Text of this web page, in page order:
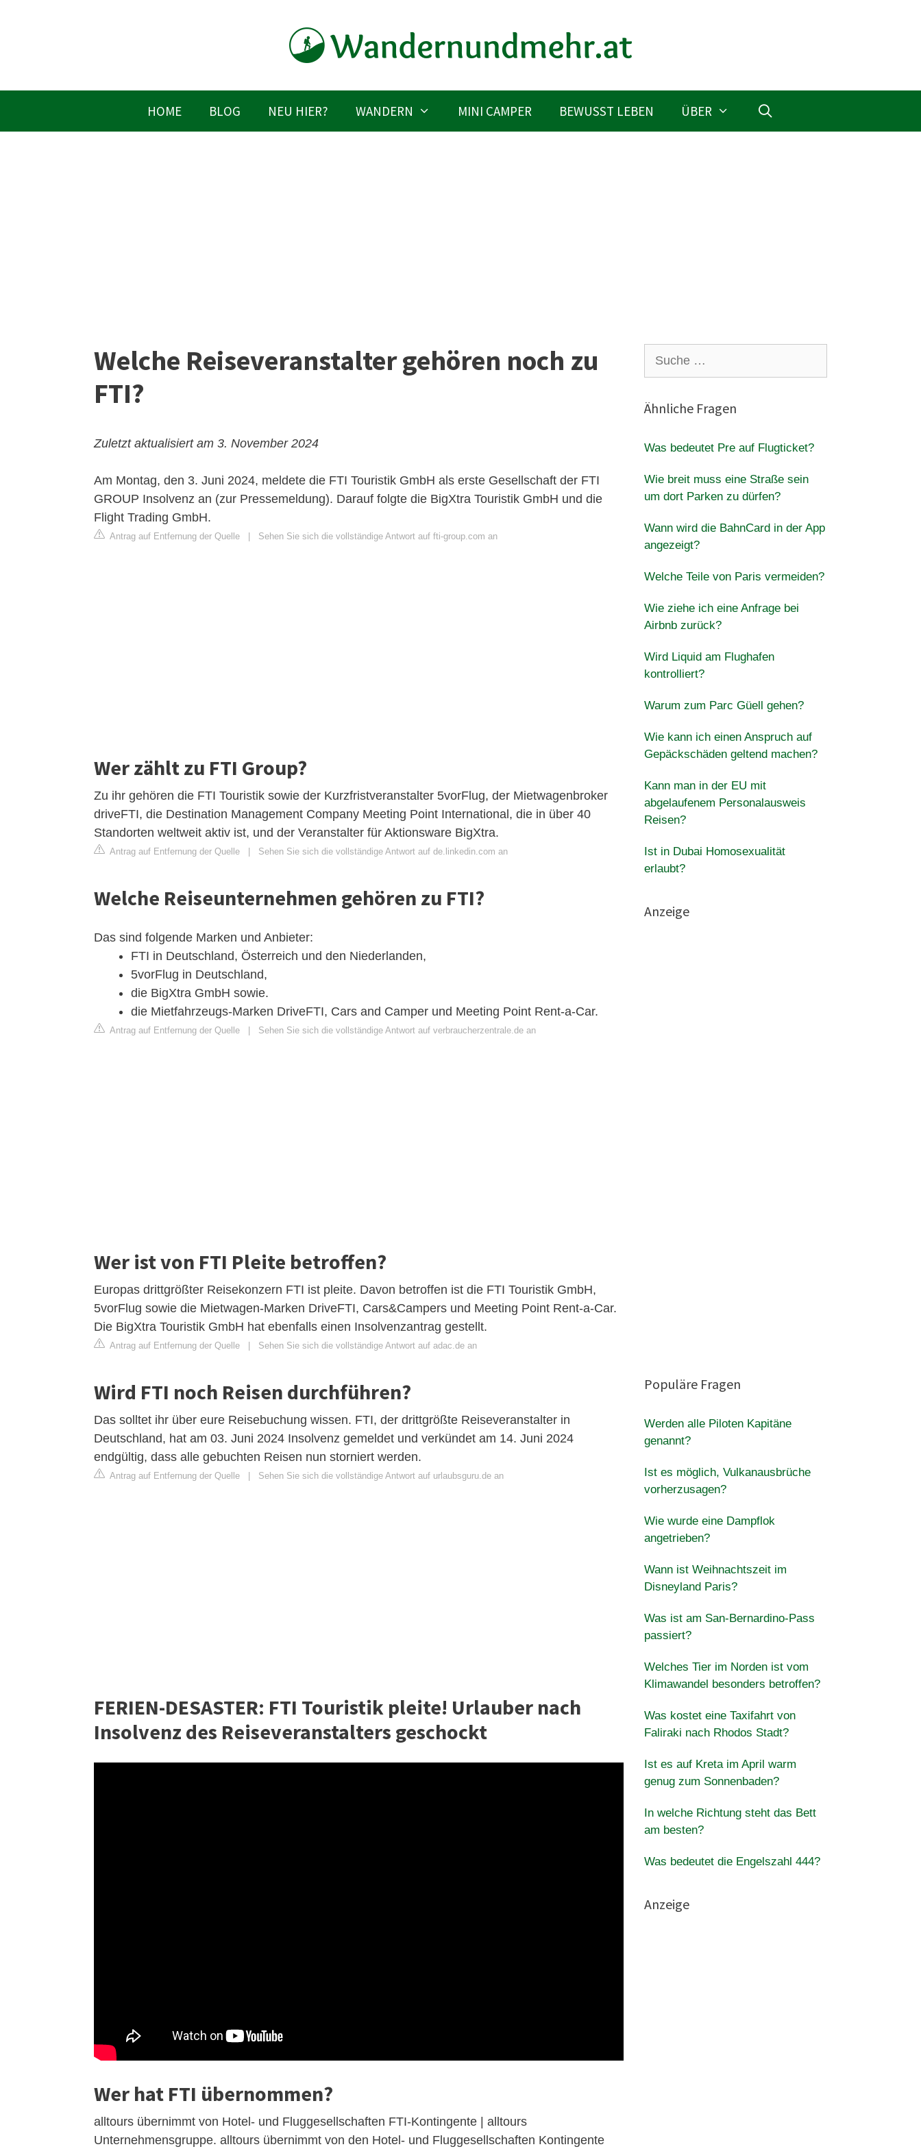
HOME BLOG NEU HIER? WANDERN MINI CAMPER BEWUSST LEBEN ÜBER
Welche Reiseveranstalter gehören noch zu
FTI?
Zuletzt aktualisiert am 3. November 2024
Am Montag, den 3. Juni 2024, meldete die FTI Touristik GmbH als erste Gesellschaft der FTI
GROUP Insolvenz an (zur Pressemeldung). Darauf folgte die BigXtra Touristik GmbH und die
Flight Trading GmbH.
Antrag auf Entfernung der Quelle Sehen Sie sich die vollständige Antwort auf fti-group.com an
Wer zählt zu FTI Group?
Zu ihr gehören die FTI Touristik sowie der Kurzfristveranstalter 5vorFlug, der Mietwagenbroker
driveFTI, die Destination Management Company Meeting Point International, die in über 40
Standorten weltweit aktiv ist, und der Veranstalter für Aktionsware BigXtra.
Antrag auf Entfernung der Quelle Sehen Sie sich die vollständige Antwort auf de.linkedin.com an
Welche Reiseunternehmen gehören zu FTI?
Das sind folgende Marken und Anbieter:
FTI in Deutschland, Österreich und den Niederlanden,
5vorFlug in Deutschland,
die BigXtra GmbH sowie.
die Mietfahrzeugs-Marken DriveFTI, Cars and Camper und Meeting Point Rent-a-Car.
Antrag auf Entfernung der Quelle Sehen Sie sich die vollständige Antwort auf verbraucherzentrale.de an
Wer ist von FTI Pleite betroffen?
Europas drittgrößter Reisekonzern FTI ist pleite. Davon betroffen ist die FTI Touristik GmbH,
5vorFlug sowie die Mietwagen-Marken DriveFTI, Cars&Campers und Meeting Point Rent-a-Car.
Die BigXtra Touristik GmbH hat ebenfalls einen Insolvenzantrag gestellt.
Antrag auf Entfernung der Quelle Sehen Sie sich die vollständige Antwort auf adac.de an
Wird FTI noch Reisen durchführen?
Das solltet ihr über eure Reisebuchung wissen. FTI, der drittgrößte Reiseveranstalter in
Deutschland, hat am 03. Juni 2024 Insolvenz gemeldet und verkündet am 14. Juni 2024
endgültig, dass alle gebuchten Reisen nun storniert werden.
Antrag auf Entfernung der Quelle Sehen Sie sich die vollständige Antwort auf urlaubsguru.de an
FERIEN-DESASTER: FTI Touristik pleite! Urlauber nach
Insolvenz des Reiseveranstalters geschockt
Wer hat FTI übernommen?
alltours übernimmt von Hotel- und Fluggesellschaften FTI-Kontingente | alltours
Unternehmensgruppe. alltours übernimmt von den Hotel- und Fluggesellschaften Kontingente
nach:
Ähnliche Fragen
Was bedeutet Pre auf Flugticket?
Wie breit muss eine Straße sein
um dort Parken zu dürfen?
Wann wird die BahnCard in der App
angezeigt?
Welche Teile von Paris vermeiden?
Wie ziehe ich eine Anfrage bei
Airbnb zurück?
Wird Liquid am Flughafen
kontrolliert?
Warum zum Parc Güell gehen?
Wie kann ich einen Anspruch auf
Gepäckschäden geltend machen?
Kann man in der EU mit
abgelaufenem Personalausweis
Reisen?
Ist in Dubai Homosexualität
erlaubt?
Anzeige
Populäre Fragen
Werden alle Piloten Kapitäne
genannt?
Ist es möglich, Vulkanausbrüche
vorherzusagen?
Wie wurde eine Dampflok
angetrieben?
Wann ist Weihnachtszeit im
Disneyland Paris?
Was ist am San-Bernardino-Pass
passiert?
Welches Tier im Norden ist vom
Klimawandel besonders betroffen?
Was kostet eine Taxifahrt von
Faliraki nach Rhodos Stadt?
Ist es auf Kreta im April warm
genug zum Sonnenbaden?
In welche Richtung steht das Bett
am besten?
Was bedeutet die Engelszahl 444?
Anzeige